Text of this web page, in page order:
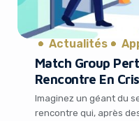
Actualités
Match Group
Rencontre En
Imaginez un géant du
rencontre qui, après